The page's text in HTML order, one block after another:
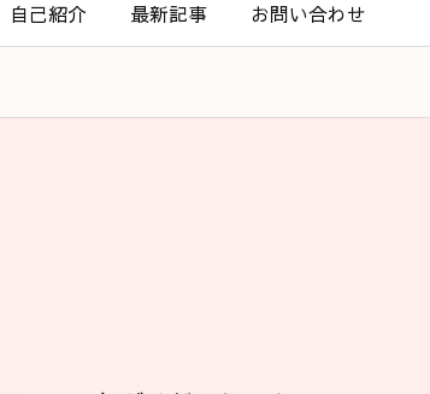
自己紹介 最新記事 お問い合わせ